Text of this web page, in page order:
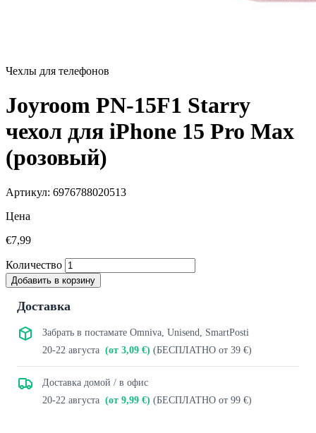
Чехлы для телефонов
Joyroom PN-15F1 Starry
чехол для iPhone 15 Pro Max
(розовый)
Артикул: 6976788020513
Цена
€7,99
Количество
Добавить в корзину
Доставка
Забрать в постамате Omniva, Unisend, SmartPosti
20-22 августа (от 3,09 €) (БЕСПЛАТНО от 39 €)
Доставка домой / в офис
20-22 августа (от 9,99 €) (БЕСПЛАТНО от 99 €)